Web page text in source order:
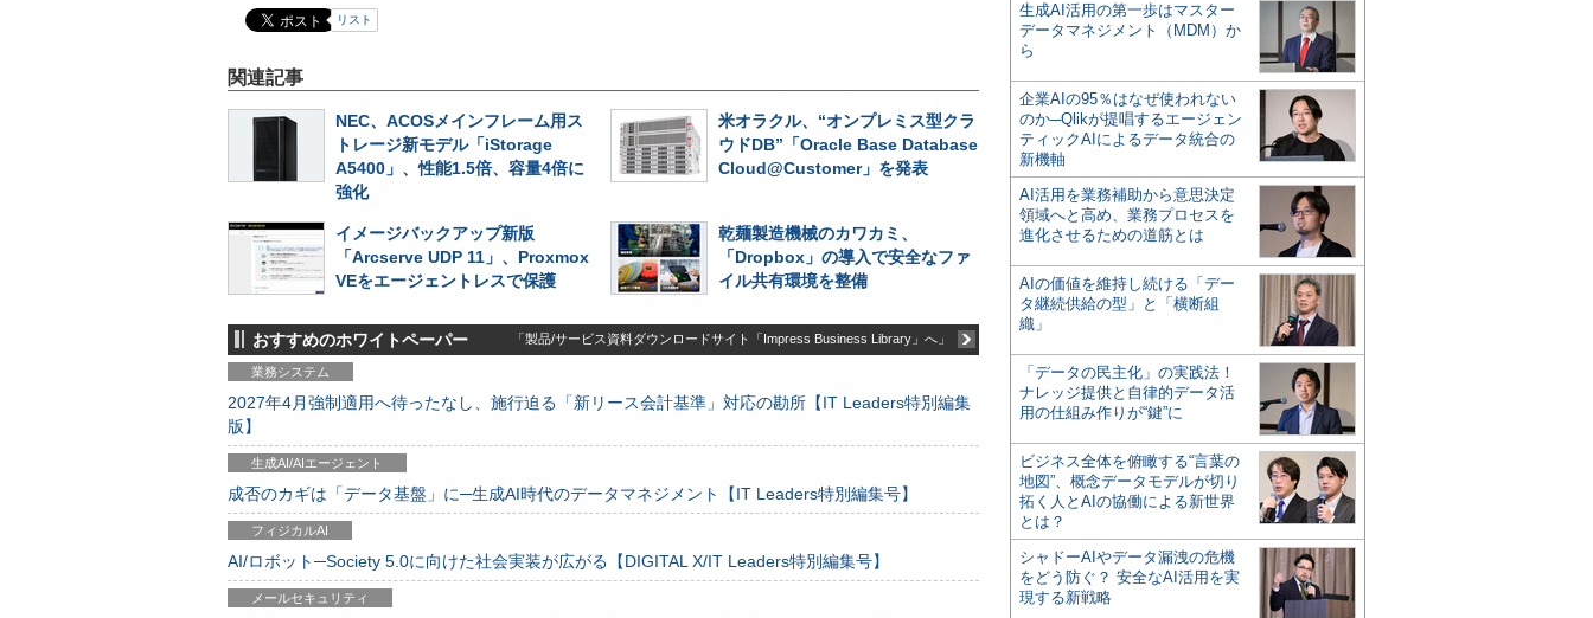
リスト
関連記事
NEC、ACOSメインフレーム用ス
トレージ新モデル「iStorage
A5400」、性能1.5倍、容量4倍に
強化
米オラクル、“オンプレミス型クラ
ウドDB”「Oracle Base Database
Cloud@Customer」を発表
イメージバックアップ新版
「Arcserve UDP 11」、Proxmox
VEをエージェントレスで保護
乾麺製造機械のカワカミ、
「Dropbox」の導入で安全なファ
イル共有環境を整備
おすすめのホワイトペーパー 「製品/サービス資料ダウンロードサイト「Impress Business Library」へ」
業務システム
2027年4月強制適用へ待ったなし、施行迫る「新リース会計基準」対応の勘所【IT Leaders特別編集
版】
生成AI/AIエージェント
成否のカギは「データ基盤」に─生成AI時代のデータマネジメント【IT Leaders特別編集号】
フィジカルAI
AI/ロボット─Society 5.0に向けた社会実装が広がる【DIGITAL X/IT Leaders特別編集号】
メールセキュリティ
生成AI活用の第一歩はマスター
データマネジメント（MDM）か
ら
企業AIの95％はなぜ使われない
のか─Qlikが提唱するエージェン
ティックAIによるデータ統合の
新機軸
AI活用を業務補助から意思決定
領域へと高め、業務プロセスを
進化させるための道筋とは
AIの価値を維持し続ける「デー
タ継続供給の型」と「横断組
織」
「データの民主化」の実践法！
ナレッジ提供と自律的データ活
用の仕組み作りが“鍵”に
ビジネス全体を俯瞰する“言葉の
地図”、概念データモデルが切り
拓く人とAIの協働による新世界
とは？
シャドーAIやデータ漏洩の危機
をどう防ぐ？ 安全なAI活用を実
現する新戦略